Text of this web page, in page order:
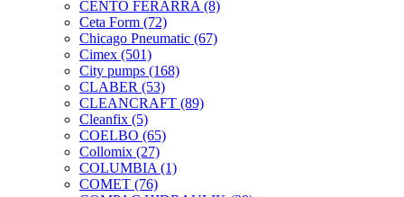
CENTO FERARRA (8)
Ceta Form (72)
Chicago Pneumatic (67)
Cimex (501)
City pumps (168)
CLABER (53)
CLEANCRAFT (89)
Cleanfix (5)
COELBO (65)
Collomix (27)
COLUMBIA (1)
COMET (76)